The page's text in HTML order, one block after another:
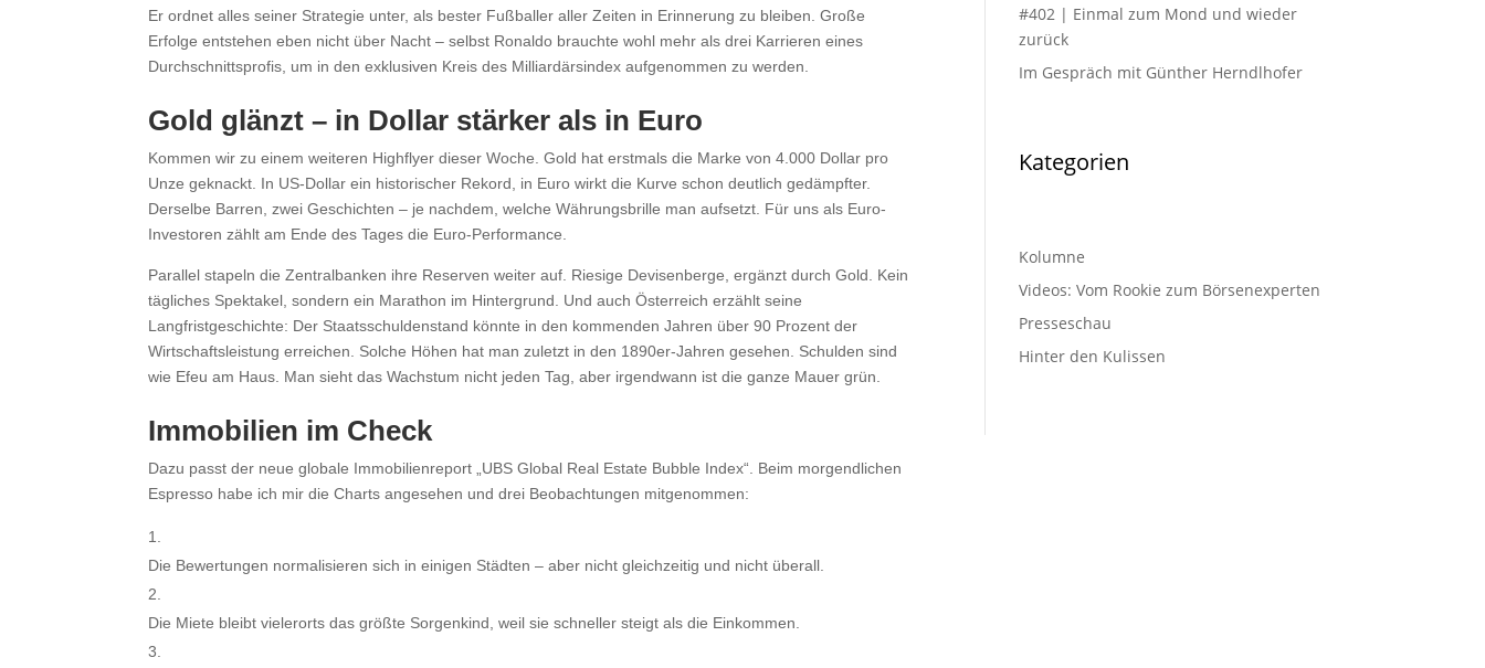
Er ordnet alles seiner Strategie unter, als bester Fußballer aller Zeiten in Erinnerung zu bleiben. Große
Erfolge entstehen eben nicht über Nacht – selbst Ronaldo brauchte wohl mehr als drei Karrieren eines
Durchschnittsprofis, um in den exklusiven Kreis des Milliardärsindex aufgenommen zu werden.
Gold glänzt – in Dollar stärker als in Euro
Kommen wir zu einem weiteren Highflyer dieser Woche. Gold hat erstmals die Marke von 4.000 Dollar pro
Unze geknackt. In US-Dollar ein historischer Rekord, in Euro wirkt die Kurve schon deutlich gedämpfter.
Derselbe Barren, zwei Geschichten – je nachdem, welche Währungsbrille man aufsetzt. Für uns als Euro-
Investoren zählt am Ende des Tages die Euro-Performance.
Parallel stapeln die Zentralbanken ihre Reserven weiter auf. Riesige Devisenberge, ergänzt durch Gold. Kein
tägliches Spektakel, sondern ein Marathon im Hintergrund. Und auch Österreich erzählt seine
Langfristgeschichte: Der Staatsschuldenstand könnte in den kommenden Jahren über 90 Prozent der
Wirtschaftsleistung erreichen. Solche Höhen hat man zuletzt in den 1890er-Jahren gesehen. Schulden sind
wie Efeu am Haus. Man sieht das Wachstum nicht jeden Tag, aber irgendwann ist die ganze Mauer grün.
Immobilien im Check
Dazu passt der neue globale Immobilienreport „UBS Global Real Estate Bubble Index“. Beim morgendlichen
Espresso habe ich mir die Charts angesehen und drei Beobachtungen mitgenommen:
Die Bewertungen normalisieren sich in einigen Städten – aber nicht gleichzeitig und nicht überall.
Die Miete bleibt vielerorts das größte Sorgenkind, weil sie schneller steigt als die Einkommen.
#402 | Einmal zum Mond und wieder
zurück
Im Gespräch mit Günther Herndlhofer
Kategorien
Kolumne
Videos: Vom Rookie zum Börsenexperten
Presseschau
Hinter den Kulissen